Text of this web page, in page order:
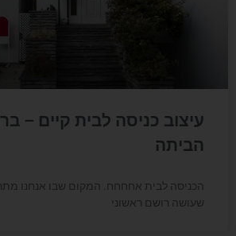
עיצוב כניסה לבית קיים –
הביתה
הכניסה לבית אחחחח. המקום שבו אנחנו
שעושה רושם ראשוני